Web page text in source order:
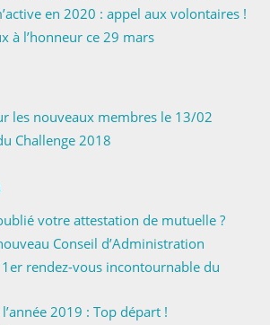
en 2020 : appel aux volontaires !
à l’honneur ce 29 mars
les nouveaux membres le 13/02
Challenge 2018
votre attestation de mutuelle ?
Conseil d’Administration
1er rendez-vous incontournable du
2019 : Top départ !